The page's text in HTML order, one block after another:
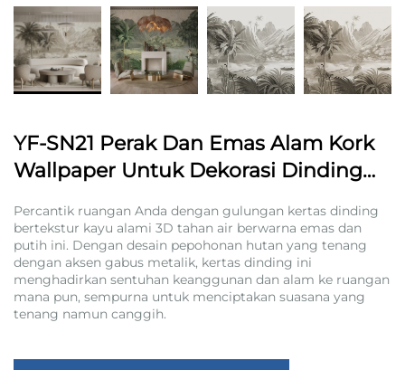
YF-SN21 Perak Dan Emas Alam Kork
Wallpaper Untuk Dekorasi Dinding
Percantik ruangan Anda dengan gulungan kertas dinding
bertekstur kayu alami 3D tahan air berwarna emas dan
putih ini. Dengan desain pepohonan hutan yang tenang
dengan aksen gabus metalik, kertas dinding ini
menghadirkan sentuhan keanggunan dan alam ke ruangan
mana pun, sempurna untuk menciptakan suasana yang
tenang namun canggih.